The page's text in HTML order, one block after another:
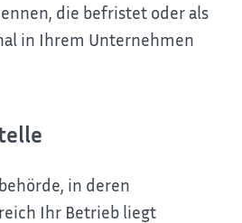
die befristet oder als
in Ihrem Unternehmen
in deren
Ihr Betrieb liegt